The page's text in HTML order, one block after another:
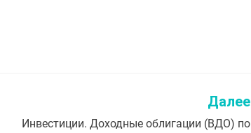
Далее
Инвестиции. Доходные облигации (ВДО) по